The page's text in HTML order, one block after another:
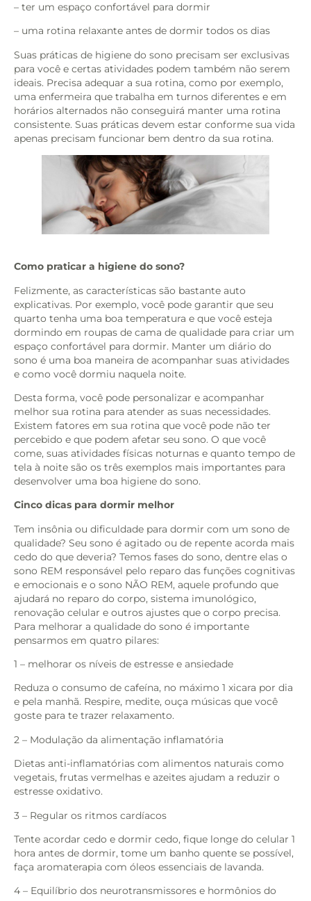
– ter um espaço confortável para dormir
– uma rotina relaxante antes de dormir todos os dias
Suas práticas de higiene do sono precisam ser exclusivas
para você e certas atividades podem também não serem
ideais. Precisa adequar a sua rotina, como por exemplo,
uma enfermeira que trabalha em turnos diferentes e em
horários alternados não conseguirá manter uma rotina
consistente. Suas práticas devem estar conforme sua vida
apenas precisam funcionar bem dentro da sua rotina.
Como praticar a higiene do sono?
Felizmente, as características são bastante auto
explicativas. Por exemplo, você pode garantir que seu
quarto tenha uma boa temperatura e que você esteja
dormindo em roupas de cama de qualidade para criar um
espaço confortável para dormir. Manter um diário do
sono é uma boa maneira de acompanhar suas atividades
e como você dormiu naquela noite.
Desta forma, você pode personalizar e acompanhar
melhor sua rotina para atender as suas necessidades.
Existem fatores em sua rotina que você pode não ter
percebido e que podem afetar seu sono. O que você
come, suas atividades físicas noturnas e quanto tempo de
tela à noite são os três exemplos mais importantes para
desenvolver uma boa higiene do sono.
Cinco dicas para dormir melhor
Tem insônia ou dificuldade para dormir com um sono de
qualidade? Seu sono é agitado ou de repente acorda mais
cedo do que deveria? Temos fases do sono, dentre elas o
sono REM responsável pelo reparo das funções cognitivas
e emocionais e o sono NÃO REM, aquele profundo que
ajudará no reparo do corpo, sistema imunológico,
renovação celular e outros ajustes que o corpo precisa.
Para melhorar a qualidade do sono é importante
pensarmos em quatro pilares:
1 – melhorar os níveis de estresse e ansiedade
Reduza o consumo de cafeína, no máximo 1 xicara por dia
e pela manhã. Respire, medite, ouça músicas que você
goste para te trazer relaxamento.
2 – Modulação da alimentação inflamatória
Dietas anti-inflamatórias com alimentos naturais como
vegetais, frutas vermelhas e azeites ajudam a reduzir o
estresse oxidativo.
3 – Regular os ritmos cardíacos
Tente acordar cedo e dormir cedo, fique longe do celular 1
hora antes de dormir, tome um banho quente se possível,
faça aromaterapia com óleos essenciais de lavanda.
4 – Equilíbrio dos neurotransmissores e hormônios do